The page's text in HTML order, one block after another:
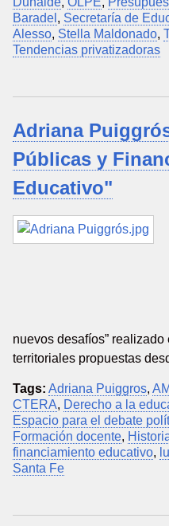
Baradel , Secretaría de
Alesso, Stella Maldonado,
Tendencias privatizadoras
Adriana
Públicas y
Educativo"
nuevos desafíos”
territoriales propuestas
Tags: Adriana Puiggros,
CTERA, Derecho a la
Espacio para el debate
Formación docente,
financiamiento educativo,
Santa Fe